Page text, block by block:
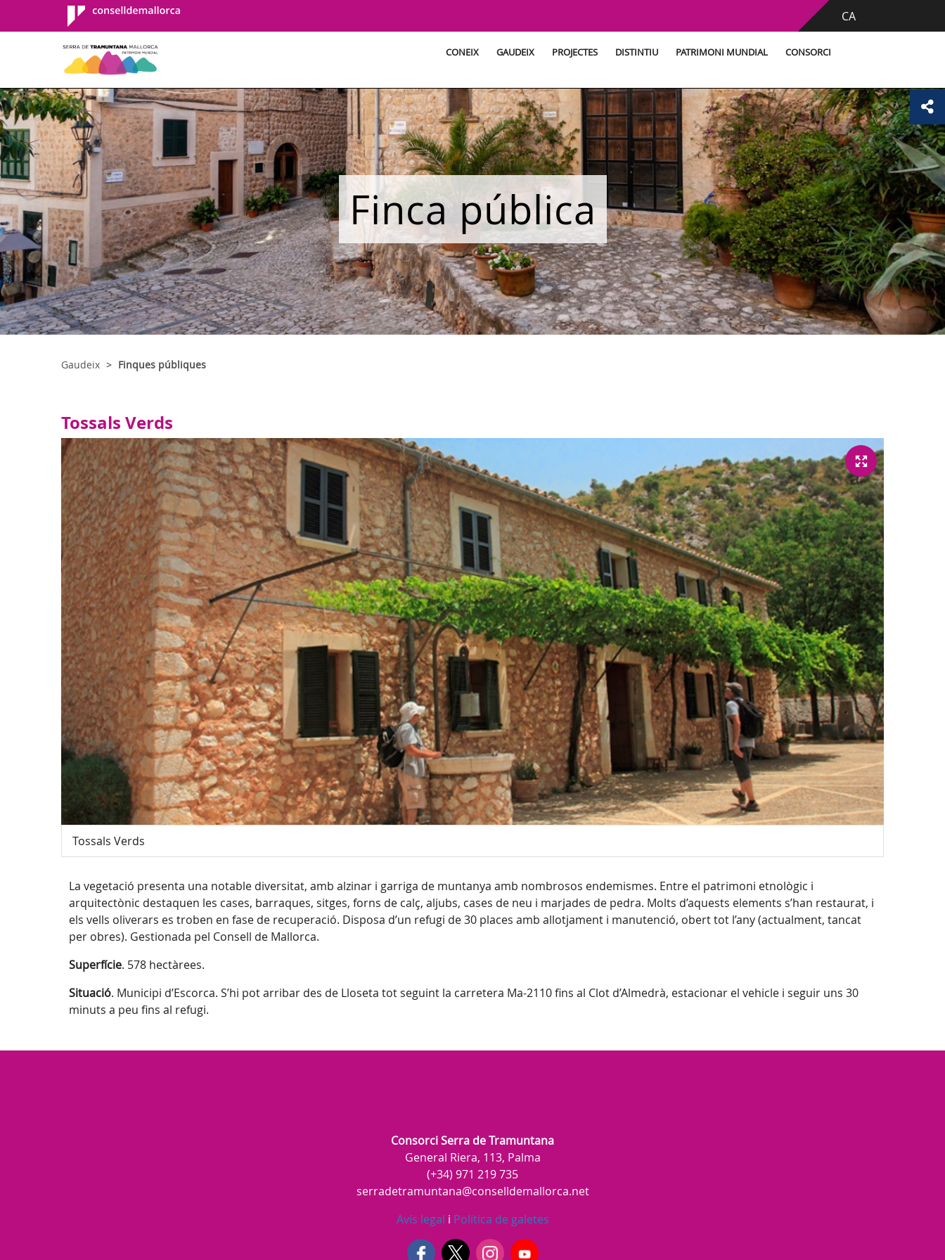
Consell de
Mallorca
CA
CONEIX GAUDEIX PROJECTES DISTINTIU PATRIMONI MUNDIAL CONSORCI
Finca pública
Gaudeix Finques públiques
Tossals Verds
Tossals Verds
La vegetació presenta una notable diversitat, amb alzinar i garriga de muntanya amb nombrosos endemismes. Entre el patrimoni etnològic i
arquitectònic destaquen les cases, barraques, sitges, forns de calç, aljubs, cases de neu i marjades de pedra. Molts d’aquests elements s’han restaurat, i
els vells oliverars es troben en fase de recuperació. Disposa d’un refugi de 30 places amb allotjament i manutenció, obert tot l’any (actualment, tancat
per obres). Gestionada pel Consell de Mallorca.
Superfície. 578 hectàrees.
Situació. Municipi d’Escorca. S’hi pot arribar des de Lloseta tot seguint la carretera Ma-2110 fins al Clot d’Almedrà, estacionar el vehicle i seguir uns 30
minuts a peu fins al refugi.
Consorci Serra de Tramuntana
General Riera, 113, Palma
(+34) 971 219 735
serradetramuntana@conselldemallorca.net
Avís legal i Política de galetes